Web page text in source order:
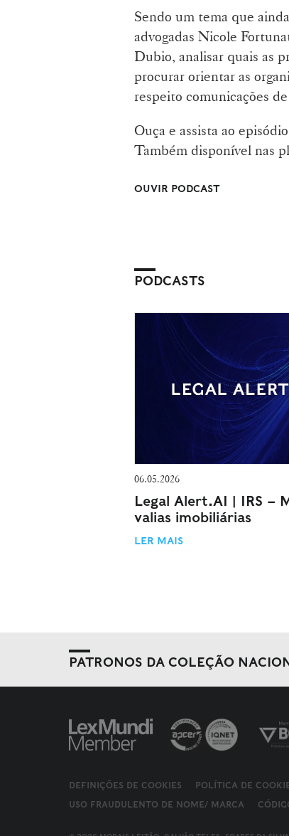
Sendo um tema que
advogadas Nicole
Dubio, analisar quais as
procurar orientar as
respeito comunicações
Ouça e assista ao
Também disponível nas
OUVIR PODCAST
PODCASTS
06.05.2026
Legal Alert.AI | IRS –
valias imobiliárias
LER MAIS
PATRONOS DA COLEÇÃO
DEFINIÇÕES DE COOKIES POLÍTICA DE
USO FRAUDULENTO DE NOME/ MARCA